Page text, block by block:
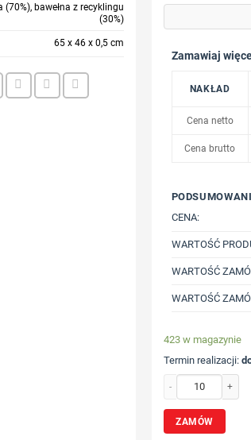
(70%), bawełna z recyklingu
(30%)
65 x 46 x 0,5 cm
Zamawiaj
NAKŁAD
Cena netto
Cena brutto
CENA:
WARTOŚĆ
WARTOŚĆ
WARTOŚĆ
423 w magazynie
Termin realizacji:
ilość Dziecięca
ZAMÓW